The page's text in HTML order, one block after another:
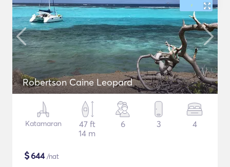
Robertson Caine Leopard
Katamaran
47 ft
14 m
6 3 4
$644/nat